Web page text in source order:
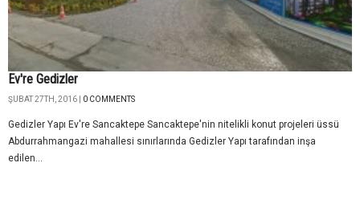
Ev're Gedizler
ŞUBAT 27TH, 2016 | 0 COMMENTS
Gedizler Yapı Ev're Sancaktepe Sancaktepe'nin nitelikli konut projeleri üssü
Abdurrahmangazi mahallesi sınırlarında Gedizler Yapı tarafından inşa
edilen...